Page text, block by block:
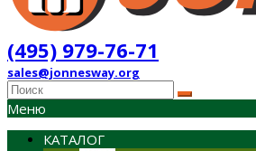
(495) 979-76-71
sales@jonnesway.org
Меню
КАТАЛОГ